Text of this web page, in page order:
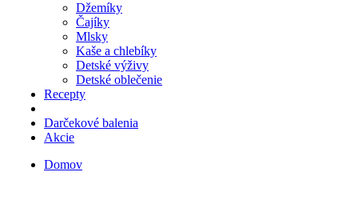
Džemíky
Čajíky
Mlsky
Kaše a chlebíky
Detské výživy
Detské oblečenie
Recepty
Darčekové balenia
Akcie
Domov